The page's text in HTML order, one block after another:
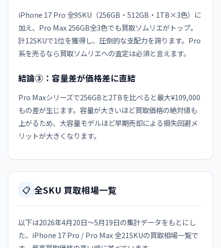
iPhone 17 Pro 全9SKU（256GB・512GB・1TB×3色）に
加え、Pro Max 256GB全3色でも買取ソムリエがトップ。
計12SKUで1位を獲得し、圧倒的な支配力を誇ります。Pro
系を売るなら買取ソムリエへの査定は必須と言えます。
結論③：容量差が価格差に直結
Pro Maxシリーズで256GBと2TBを比べると最大¥109,000
もの差が生じます。容量が大きいほど買取価格の絶対値も
上がるため、大容量モデルほど早期売却による損失回避メ
リットが大きくなります。
📋 全SKU 買取相場一覧
以下は2026年4月20日〜5月19日の集計データをもとにし
た、iPhone 17 Pro / Pro Max 全21SKUの買取相場一覧で